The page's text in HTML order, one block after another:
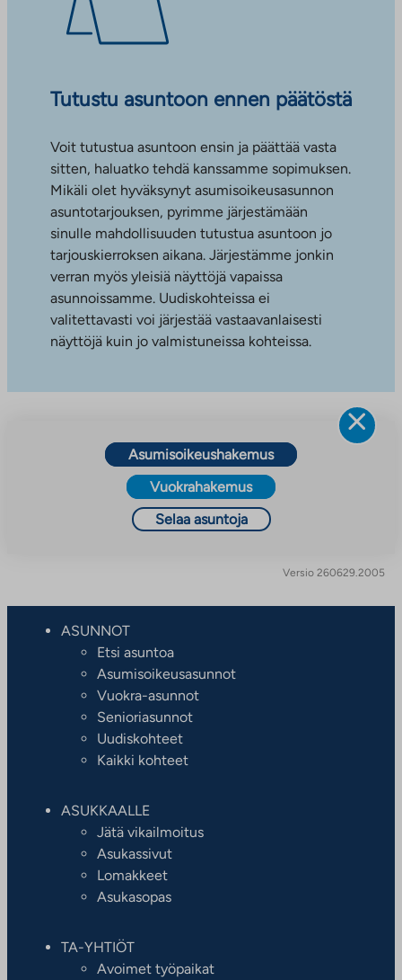
Tutustu asuntoon ennen päätöstä
Voit tutustua asuntoon ensin ja päättää vasta
sitten, haluatko tehdä kanssamme sopimuksen.
Mikäli olet hyväksynyt asumisoikeusasunnon
asuntotarjouksen, pyrimme järjestämään
sinulle mahdollisuuden tutustua asuntoon jo
tarjouskierroksen aikana. Järjestämme jonkin
verran myös yleisiä näyttöjä vapaissa
asunnoissamme. Uudiskohteissa ei
valitettavasti voi järjestää vastaavanlaisesti
näyttöjä kuin jo valmistuneissa kohteissa.
Asumisoikeushakemus
Vuokrahakemus
Selaa asuntoja
Versio 260629.2005
ASUNNOT
Etsi asuntoa
Asumisoikeusasunnot
Vuokra-asunnot
Senioriasunnot
Uudiskohteet
Kaikki kohteet
ASUKKAALLE
Jätä vikailmoitus
Asukassivut
Lomakkeet
Asukasopas
TA-YHTIÖT
Avoimet työpaikat